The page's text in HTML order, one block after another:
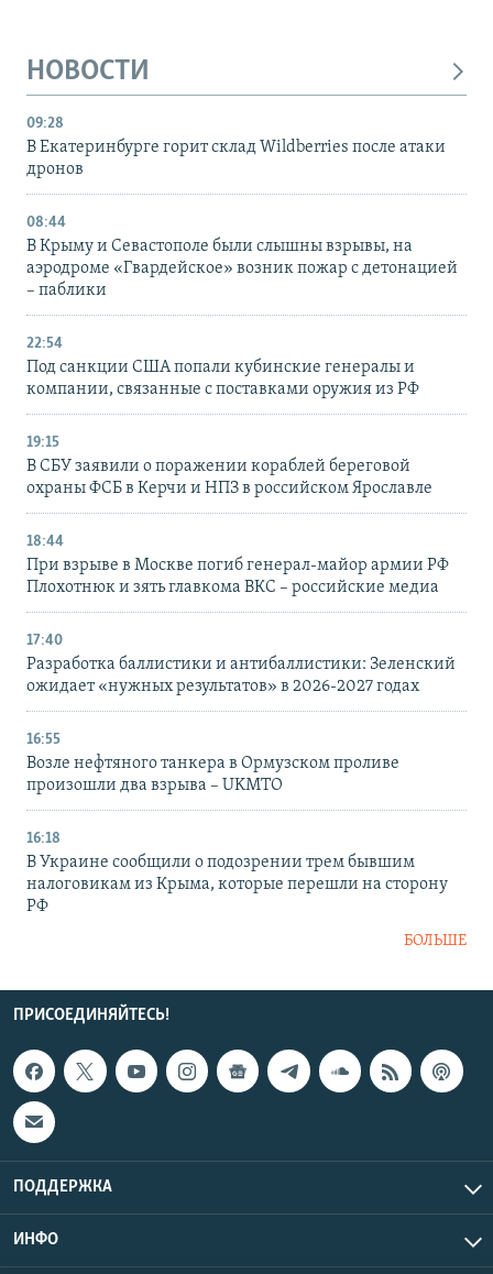
НОВОСТИ
09:28
В Екатеринбурге горит склад Wildberries после атаки
дронов
08:44
В Крыму и Севастополе были слышны взрывы, на
аэродроме «Гвардейское» возник пожар с детонацией
– паблики
22:54
Под санкции США попали кубинские генералы и
компании, связанные с поставками оружия из РФ
19:15
В СБУ заявили о поражении кораблей береговой
охраны ФСБ в Керчи и НПЗ в российском Ярославле
18:44
При взрыве в Москве погиб генерал-майор армии РФ
Плохотнюк и зять главкома ВКС – российские медиа
17:40
Разработка баллистики и антибаллистики: Зеленский
ожидает «нужных результатов» в 2026-2027 годах
16:55
Возле нефтяного танкера в Ормузском проливе
произошли два взрыва – UKMTO
16:18
В Украине сообщили о подозрении трем бывшим
налоговикам из Крыма, которые перешли на сторону
РФ
БОЛЬШЕ
ПРИСОЕДИНЯЙТЕСЬ!
ПОДДЕРЖКА
ИНФО